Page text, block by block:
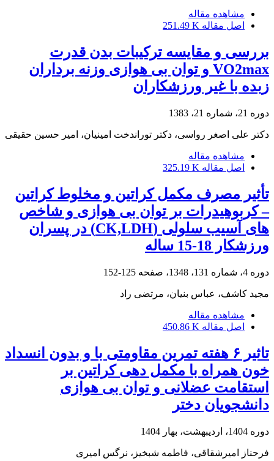
مشاهده مقاله
اصل مقاله 251.49 K
بررسی و مقایسه ترکیبات بدن قدرت
VO2max و توان بی هوازی وزنه برداران
زبده با غیر ورزشکاران
دوره 21، شماره 21، 1383
دکتر علی اصغر رواسی، دکتر توراندخت امینیان، امیر حسین حقیقی
مشاهده مقاله
اصل مقاله 325.19 K
تأثیر مصرف مکمل کراتین و مخلوط کراتین
– کربوهیدرات بر توان بی هوازی و شاخص
های آسیب سلولی (CK,LDH) در پسران
ورزشکار 18-15 ساله
دوره 4، شماره 131، 1348، صفحه 125-152
مجید کاشف، عباس بنیان، مرتضی راد
مشاهده مقاله
اصل مقاله 450.86 K
تاثیر ۶ هفته تمرین مقاومتی با و بدون انسداد
خون همراه با مکمل دهی کراتین بر
استقامت عضلانی و توان بی هوازی
دانشجویان دختر
دوره 1404، اردیبهشت، بهار 1404
فرحناز امیرشقاقی، فاطمه شبخیز، نرگس امیری